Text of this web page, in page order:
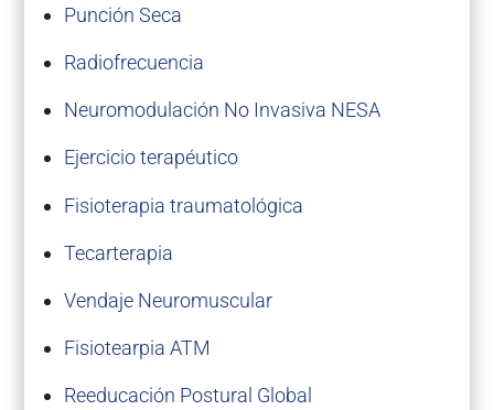
Punción Seca
Radiofrecuencia
Neuromodulación No Invasiva NESA
Ejercicio terapéutico
Fisioterapia traumatológica
Tecarterapia
Vendaje Neuromuscular
Fisiotearpia ATM
Reeducación Postural Global